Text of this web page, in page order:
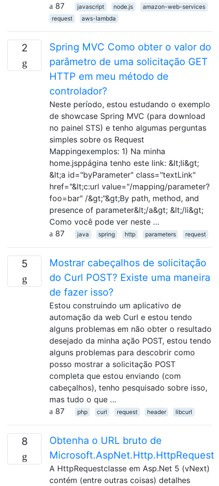
87
javascript node.js
amazon-web-services
request
aws-lambda
2
Spring MVC Como obter o valor do
parâmetro de uma solicitação GET
HTTP em meu método de
controlador?
Neste período, estou estudando o exemplo
de showcase Spring MVC (para download
no painel STS) e tenho algumas perguntas
simples sobre os Request
Mappingexemplos: 1) Na minha
home.jsppágina tenho este link: &lt;li&gt;
&lt;a id="byParameter" class="textLink"
href="&lt;c:url value="/mapping/parameter?
foo=bar" /&gt;"&gt;By path, method, and
presence of parameter&lt;/a&gt; &lt;/li&gt;
Como você pode ver neste …
87
java spring http parameters request
5
Mostrar cabeçalhos de solicitação
do Curl POST? Existe uma maneira
de fazer isso?
Estou construindo um aplicativo de
automação da web Curl e estou tendo
alguns problemas em não obter o resultado
desejado da minha ação POST, estou tendo
alguns problemas para descobrir como
posso mostrar a solicitação POST
completa que estou enviando (com
cabeçalhos), tenho pesquisado sobre isso,
mas tudo o que …
87
php curl request header libcurl
8
Obtenha o URL bruto de
Microsoft.AspNet.Http.HttpRequest
A HttpRequestclasse em Asp.Net 5 (vNext)
contém (entre outras coisas) detalhes